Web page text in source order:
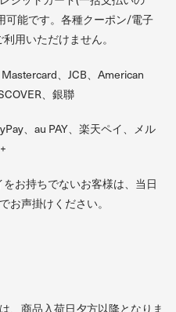
可能です。各種クーポン/電子
用いただけません。
、JCB、American
、銀聯
、au PAY、楽天ペイ、メル
お持ちでないお客様は、当日
お声掛けください。
、商品入荷日夕方以降となりま